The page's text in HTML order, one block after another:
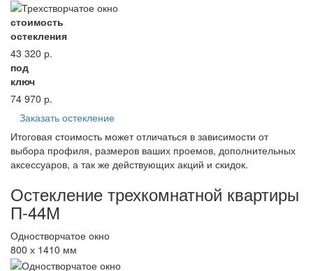
стоимость
остекления
43 320 р.
под
ключ
74 970 р.
Заказать остекление
Итоговая стоимость может отличаться в зависимости от
выбора профиля, размеров ваших проемов, дополнительных
аксессуаров, а так же действующих акций и скидок.
Остекление трехкомнатной квартиры
П-44М
Одностворчатое окно
800 х 1410 мм